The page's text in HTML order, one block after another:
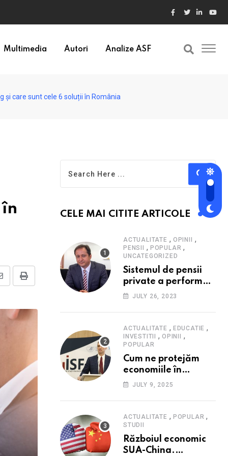
din Bulgaria au valori cu 30% mai mari
Multimedia Autori Analize ASF
și care sunt cele 6 soluții în România
în
Print
CELE MAI CITITE ARTICOLE
ACTUALITATE , OPINII ,
PENSII , POPULAR ,
UNCATEGORIZED
Sistemul de pensii
private a performat
în 2023: randament
și plăți la maxim
istoric, rol esențial în
cadrul ofertei
Hidroelectrica,
reziliența la crize
JULY 26, 2023
ACTUALITATE , EDUCATIE ,
INVESTITII , OPINII ,
POPULAR
Cum ne protejăm
economiile în
contextul crizei
Valentin Ionescu,
președinte Institutul
de Studii Financiare
(ISF)
JULY 9, 2025
ACTUALITATE , POPULAR ,
STUDII
Războiul economic
SUA-China.